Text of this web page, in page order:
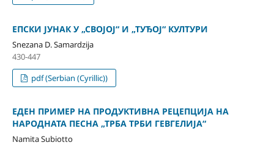
ЕПСКИ ЈУНАК У „СВОЈОЈ“ И „ТУЂОЈ“ КУЛТУРИ
Snezana D. Samardzija
430-447
pdf (Serbian (Cyrillic))
ЕДЕН ПРИМЕР НА ПРОДУКТИВНА РЕЦЕПЦИЈА НА
НАРОДНАТА ПЕСНА „ТРБА ТРБИ ГЕВГЕЛИЈА“
Namita Subiotto